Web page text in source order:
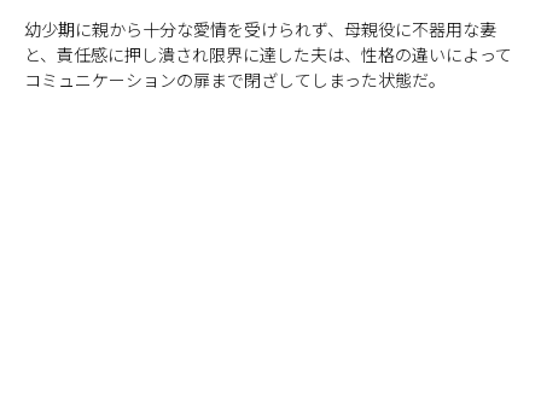
幼少期に親から十分な愛情を受けられず、母親役に不器用な妻
と、責任感に押し潰され限界に達した夫は、性格の違いによって
コミュニケーションの扉まで閉ざしてしまった状態だ。